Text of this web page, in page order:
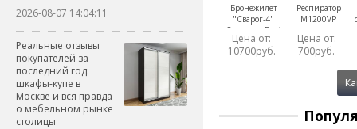
2026-08-07 14:04:11
Реальные отзывы
покупателей за
последний год:
шкафы-купе в
Москве и вся правда
о мебельном рынке
столицы
Бронежилет
"Сварог-4"
Стандарт Бр 4
Класс защиты
ГОСТ 34286-
Цена от:
10700руб.
Респиратор
M1200VP
Цена от:
700руб.